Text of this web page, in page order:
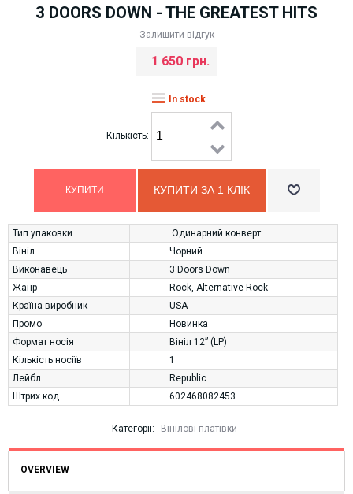
3 DOORS DOWN - THE GREATEST HITS
Залишити відгук
1 650 грн.
In stock
Кількість:
КУПИТИ ЗА 1 КЛIК
Тип упаковки
Одинарний конверт
Вініл
Чорний
Виконавець
3 Doors Down
Жанр
Rock Alternative Rock
Країна виробник
USA
Промо
Новинка
Формат носія
Вініл 12” (LP)
Кількість носіїв
1
Лейбл
Republic
Штрих код
602468082453
Категорії: Вінілові платівки
OVERVIEW